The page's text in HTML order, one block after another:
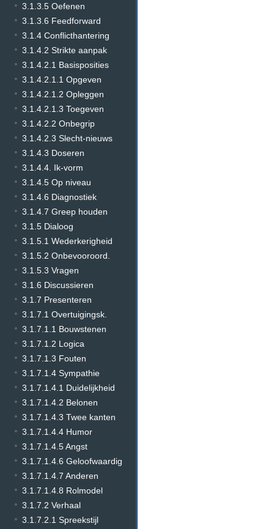
3.1.3.5 Oefenen
3.1.3.6 Feedforward
3.1.4 Conflicthantering
3.1.4.2 Strikte aanpak
3.1.4.2.1 Basisposities
3.1.4.2.1.1 Opgeven
3.1.4.2.1.2 Opleggen
3.1.4.2.1.3 Toegeven
3.1.4.2.2 Onbegrip
3.1.4.2.3 Slecht-nieuws
3.1.4.3 Doseren
3.1.4.4. Ik-vorm
3.1.4.5 Op niveau
3.1.4.6 Diagnostiek
3.1.4.7 Greep houden
3.1.5 Dialoog
3.1.5.1 Wederkerigheid
3.1.5.2 Onbevooroord.
3.1.5.3 Vragen
3.1.6 Discussieren
3.1.7 Presenteren
3.1.7.1 Overtuigingsk.
3.1.7.1.1 Bouwstenen
3.1.7.1.2 Logica
3.1.7.1.3 Fouten
3.1.7.1.4 Sympathie
3.1.7.1.4.1 Duidelijkheid
3.1.7.1.4.2 Belonen
3.1.7.1.4.3 Twee kanten
3.1.7.1.4.4 Humor
3.1.7.1.4.5 Angst
3.1.7.1.4.6 Geloofwaardig
3.1.7.1.4.7 Anderen
3.1.7.1.4.8 Rolmodel
3.1.7.2 Verhaal
3.1.7.2.1 Spreekstijl